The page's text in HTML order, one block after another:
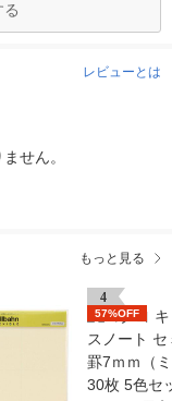
レビューとは
せん。
もっと見る
4
57%OFF